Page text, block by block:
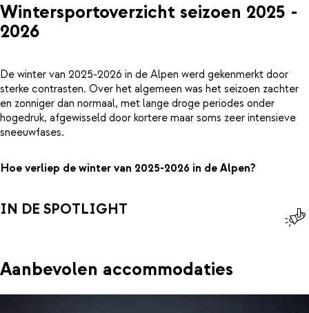
Wintersportoverzicht seizoen 2025 -
2026
De winter van 2025-2026 in de Alpen werd gekenmerkt door
sterke contrasten. Over het algemeen was het seizoen zachter
en zonniger dan normaal, met lange droge periodes onder
hogedruk, afgewisseld door kortere maar soms zeer intensieve
sneeuwfases.
Hoe verliep de winter van 2025-2026 in de Alpen?
IN DE SPOTLIGHT
Aanbevolen accommodaties